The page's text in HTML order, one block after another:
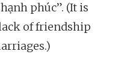
phúc”. (It is
of friendship